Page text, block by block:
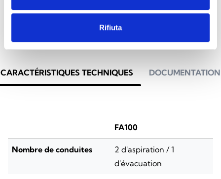
Rifiuta
CARACTÉRISTIQUES TECHNIQUES DOCUMENTATION
FA100
Nombre de conduites
2 d'aspiration / 1
d'évacuation